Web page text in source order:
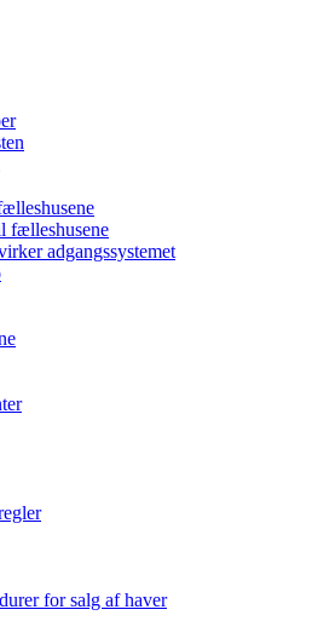
fælleshusene
adgangssystemet
for salg af haver